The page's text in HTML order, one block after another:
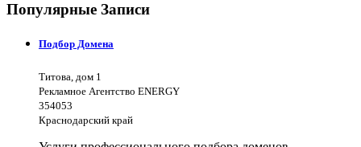
Популярные Записи
Подбор Домена
Титова, дом 1
Рекламное Агентство ENERGY
354053
Краснодарский край